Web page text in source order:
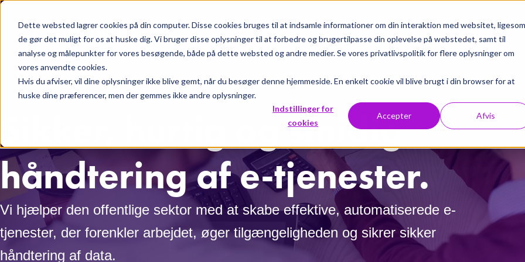
Dette websted lagrer cookies på din computer. Disse cookies bruges til at indsamle informationer om din interaktion med websitet, ligesom
de gør det muligt for os at huske dig. Vi bruger disse oplysninger til at forbedre og brugertilpasse din oplevelse på webstedet, samt til
analyse og målepunkter for vores besøgende, både på dette websted og andre medier. Se vores privatlivspolitik for flere oplysninger om
vores anvendte cookies.
Hvis du afviser, vil dine oplysninger ikke blive gemt, når du besøger denne hjemmeside. En enkelt cookie vil blive brugt i din browser for at
huske dine præferencer, men der gemmes ikke andre oplysninger.
Indstillinger for
cookies
Accepter Afvis
Skip to main content
Solutions
Sikker, hurtig og smidig
håndtering af e-tjenester.
Vi hjælper den offentlige sektor med at skabe effektive, automatiserede e-
tjenester, der forenkler arbejdet, øger tilgængeligheden og sikrer sikker
håndtering af data.